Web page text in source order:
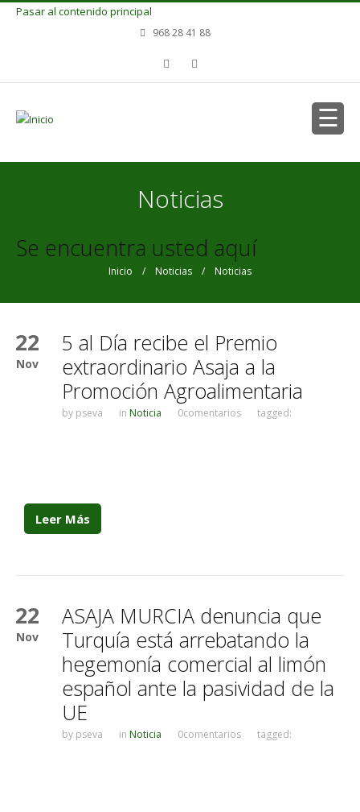
Pasar al contenido principal
968 28 41 88
Noticias
Se encuentra usted aquí
Inicio / Noticias / Noticias
22
Nov
5 al Día recibe el Premio
extraordinario Asaja a la
Promoción Agroalimentaria
by pseva in Noticia 0comentarios tagged:
Leer Más
22
Nov
ASAJA MURCIA denuncia que
Turquía está arrebatando la
hegemonía comercial al limón
español ante la pasividad de la
UE
by pseva in Noticia 0comentarios tagged: